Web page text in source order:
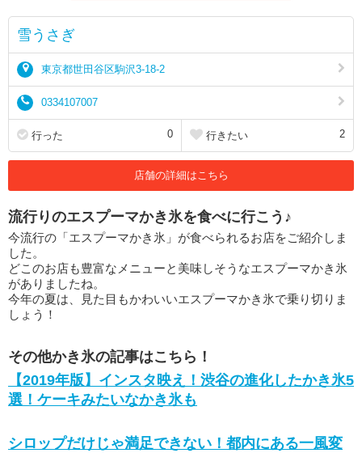
雪うさぎ
東京都世田谷区駒沢3-18-2
0334107007
行った 0 行きたい 2
店舗の詳細はこちら
流行りのエスプーマかき氷を食べに行こう♪
今流行の「エスプーマかき氷」が食べられるお店をご紹介しま
した。
どこのお店も豊富なメニューと美味しそうなエスプーマかき氷
がありましたね。
今年の夏は、見た目もかわいいエスプーマかき氷で乗り切りま
しょう！
その他かき氷の記事はこちら！
【2019年版】インスタ映え！渋谷の進化したかき氷5
選！ケーキみたいなかき氷も
シロップだけじゃ満足できない！都内にある一風変